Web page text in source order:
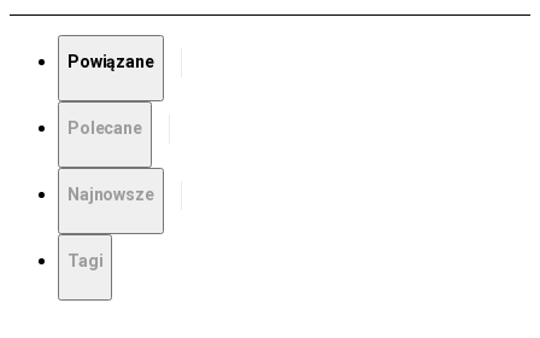
Powiązane
Polecane
Najnowsze
Tagi